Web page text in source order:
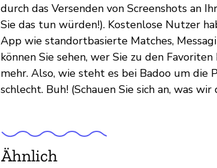
durch das Versenden von Screenshots an
Sie das tun würden!). Kostenlose Nutzer
App wie standortbasierte Matches,
können Sie sehen, wer Sie zu den
mehr. Also, wie steht es bei Badoo um die
schlecht. Buh! (Schauen Sie sich an, was
Ähnlich